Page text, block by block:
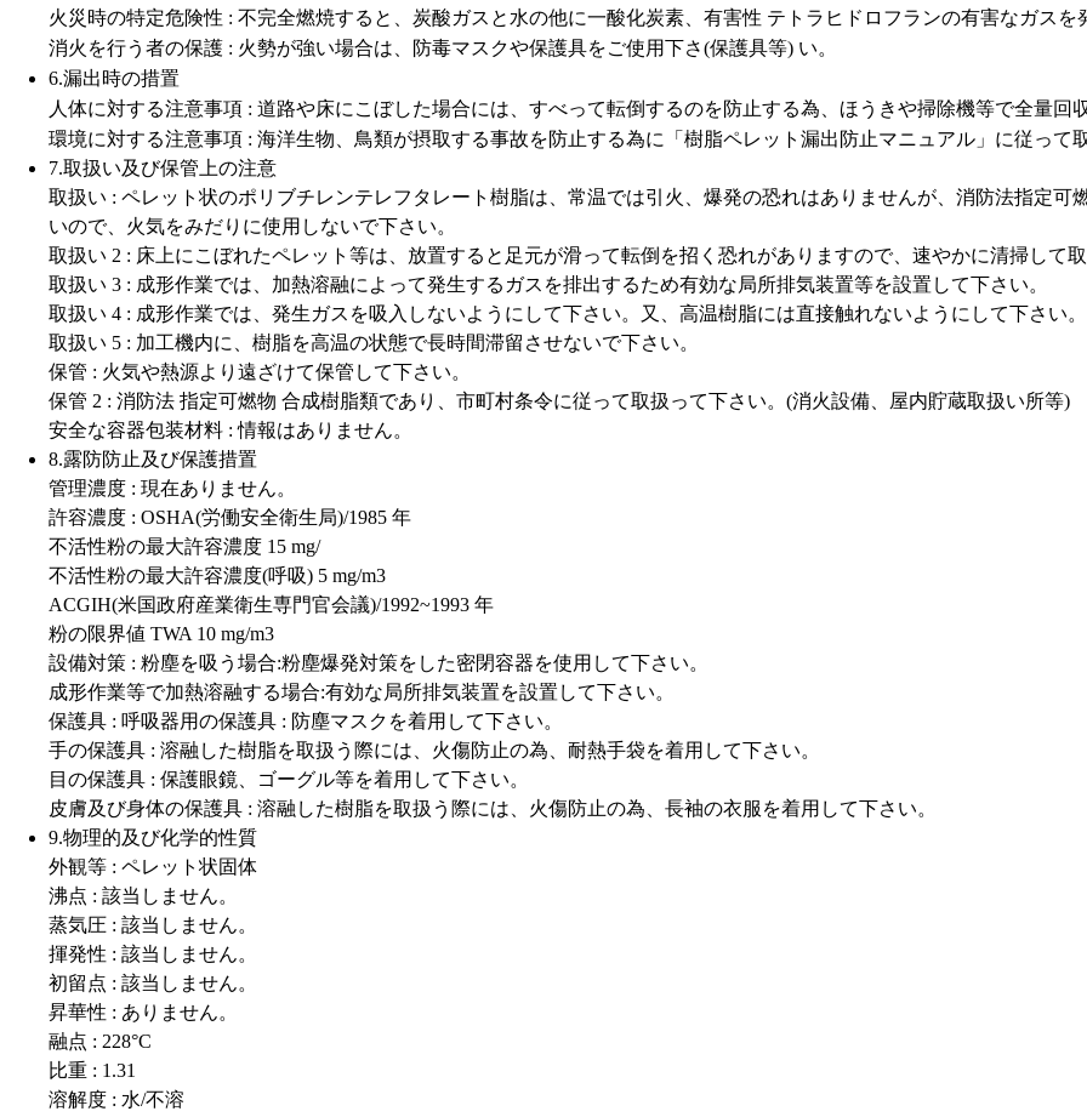
火災時の特定危険性 : 不完全燃焼すると、炭酸ガスと水の他に一酸化炭素、有害性 テトラヒドロフランの有害なガスを
消火を行う者の保護 : 火勢が強い場合は、防毒マスクや保護具をご使用下さ(保護具等) い。
6.漏出時の措置
人体に対する注意事項 : 道路や床にこぼした場合には、すべって転倒するのを防止する為、ほうきや掃除機等で全量回
環境に対する注意事項 : 海洋生物、鳥類が摂取する事故を防止する為に「樹脂ペレット漏出防止マニュアル」に従って
7.取扱い及び保管上の注意
取扱い : ペレット状のポリブチレンテレフタレート樹脂は、常温では引火、爆発の恐れはありませんが、消防法指定
いので、火気をみだりに使用しないで下さい。
取扱い 2 : 床上にこぼれたペレット等は、放置すると足元が滑って転倒を招く恐れがありますので、速やかに清掃して取
取扱い 3 : 成形作業では、加熱溶融によって発生するガスを排出するため有効な局所排気装置等を設置して下さい。
取扱い 4 : 成形作業では、発生ガスを吸入しないようにして下さい。又、高温樹脂には直接触れないようにして下さい。
取扱い 5 : 加工機内に、樹脂を高温の状態で長時間滞留させないで下さい。
保管 : 火気や熱源より遠ざけて保管して下さい。
保管 2 : 消防法 指定可燃物 合成樹脂類であり、市町村条令に従って取扱って下さい。(消火設備、屋内貯蔵取扱い所等)
安全な容器包装材料 : 情報はありません。
8.露防防止及び保護措置
管理濃度 : 現在ありません。
許容濃度 : OSHA(労働安全衛生局)/1985 年
不活性粉の最大許容濃度 15 mg/
不活性粉の最大許容濃度(呼吸) 5 mg/m3
ACGIH(米国政府産業衛生専門官会議)/1992~1993 年
粉の限界値 TWA 10 mg/m3
設備対策 : 粉塵を吸う場合:粉塵爆発対策をした密閉容器を使用して下さい。
成形作業等で加熱溶融する場合:有効な局所排気装置を設置して下さい。
保護具 : 呼吸器用の保護具 : 防塵マスクを着用して下さい。
手の保護具 : 溶融した樹脂を取扱う際には、火傷防止の為、耐熱手袋を着用して下さい。
目の保護具 : 保護眼鏡、ゴーグル等を着用して下さい。
皮膚及び身体の保護具 : 溶融した樹脂を取扱う際には、火傷防止の為、長袖の衣服を着用して下さい。
9.物理的及び化学的性質
外観等 : ペレット状固体
沸点 : 該当しません。
蒸気圧 : 該当しません。
揮発性 : 該当しません。
初留点 : 該当しません。
昇華性 : ありません。
融点 : 228°C
比重 : 1.31
溶解度 : 水/不溶